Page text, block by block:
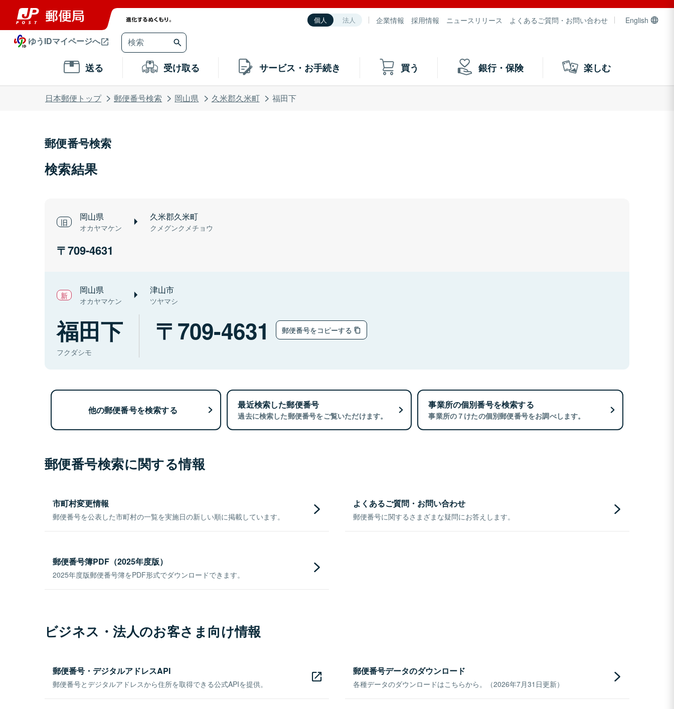
個人 法人 企業情報 採用情報 ニュースリリース よくあるご質問・お問い合わせ English
ゆうIDマイページへ
送る 受け取る サービス・お手続き 買う 銀行・保険 楽しむ
日本郵便トップ 郵便番号検索 岡山県 久米郡久米町 福田下
郵便番号検索
検索結果
岡山県
オカヤマケン
久米郡久米町
クメグンクメチョウ
709-4631
岡山県
オカヤマケン
津山市
ツヤマシ
福田下
フクダシモ
709-4631 郵便番号をコピーする
他の郵便番号を検索する 最近検索した郵便番号
過去に検索した郵便番号をご覧いただけます。
事業所の個別番号を検索する
事業所の７けたの個別郵便番号をお調べします。
郵便番号検索に関する情報
市町村変更情報
郵便番号を公表した市町村の一覧を実施日の新しい順に掲載しています。
よくあるご質問・お問い合わせ
郵便番号に関するさまざまな疑問にお答えします。
郵便番号簿PDF（2025年度版）
2025年度版郵便番号簿をPDF形式でダウンロードできます。
ビジネス・法人のお客さま向け情報
郵便番号・デジタルアドレスAPI
郵便番号とデジタルアドレスから住所を取得できる公式APIを提供。
郵便番号データのダウンロード
各種データのダウンロードはこちらから。（2026年7月31日更新）